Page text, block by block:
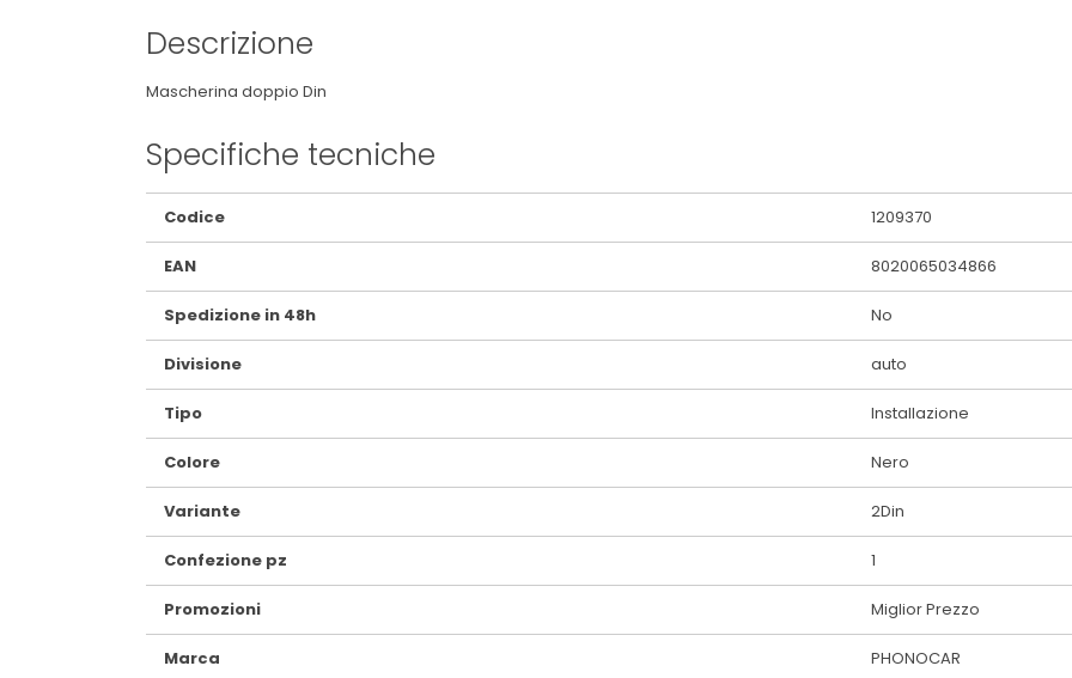
Descrizione
Mascherina doppio Din
Specifiche tecniche
Maggiori
Informazioni
Codice 1209370
EAN 8020065034866
Spedizione in 48h No
Divisione auto
Tipo Installazione
Colore Nero
Variante 2Din
Confezione pz 1
Promozioni Miglior Prezzo
Marca PHONOCAR